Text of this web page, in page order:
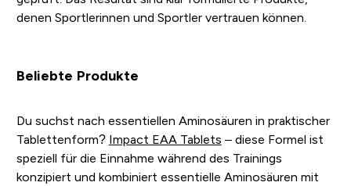
denen Sportlerinnen und Sportler vertrauen können.
Beliebte Produkte
Du suchst nach essentiellen Aminosäuren in praktischer
Tablettenform? Impact EAA Tablets – diese Formel ist
speziell für die Einnahme während des Trainings
konzipiert und kombiniert essentielle Aminosäuren mit